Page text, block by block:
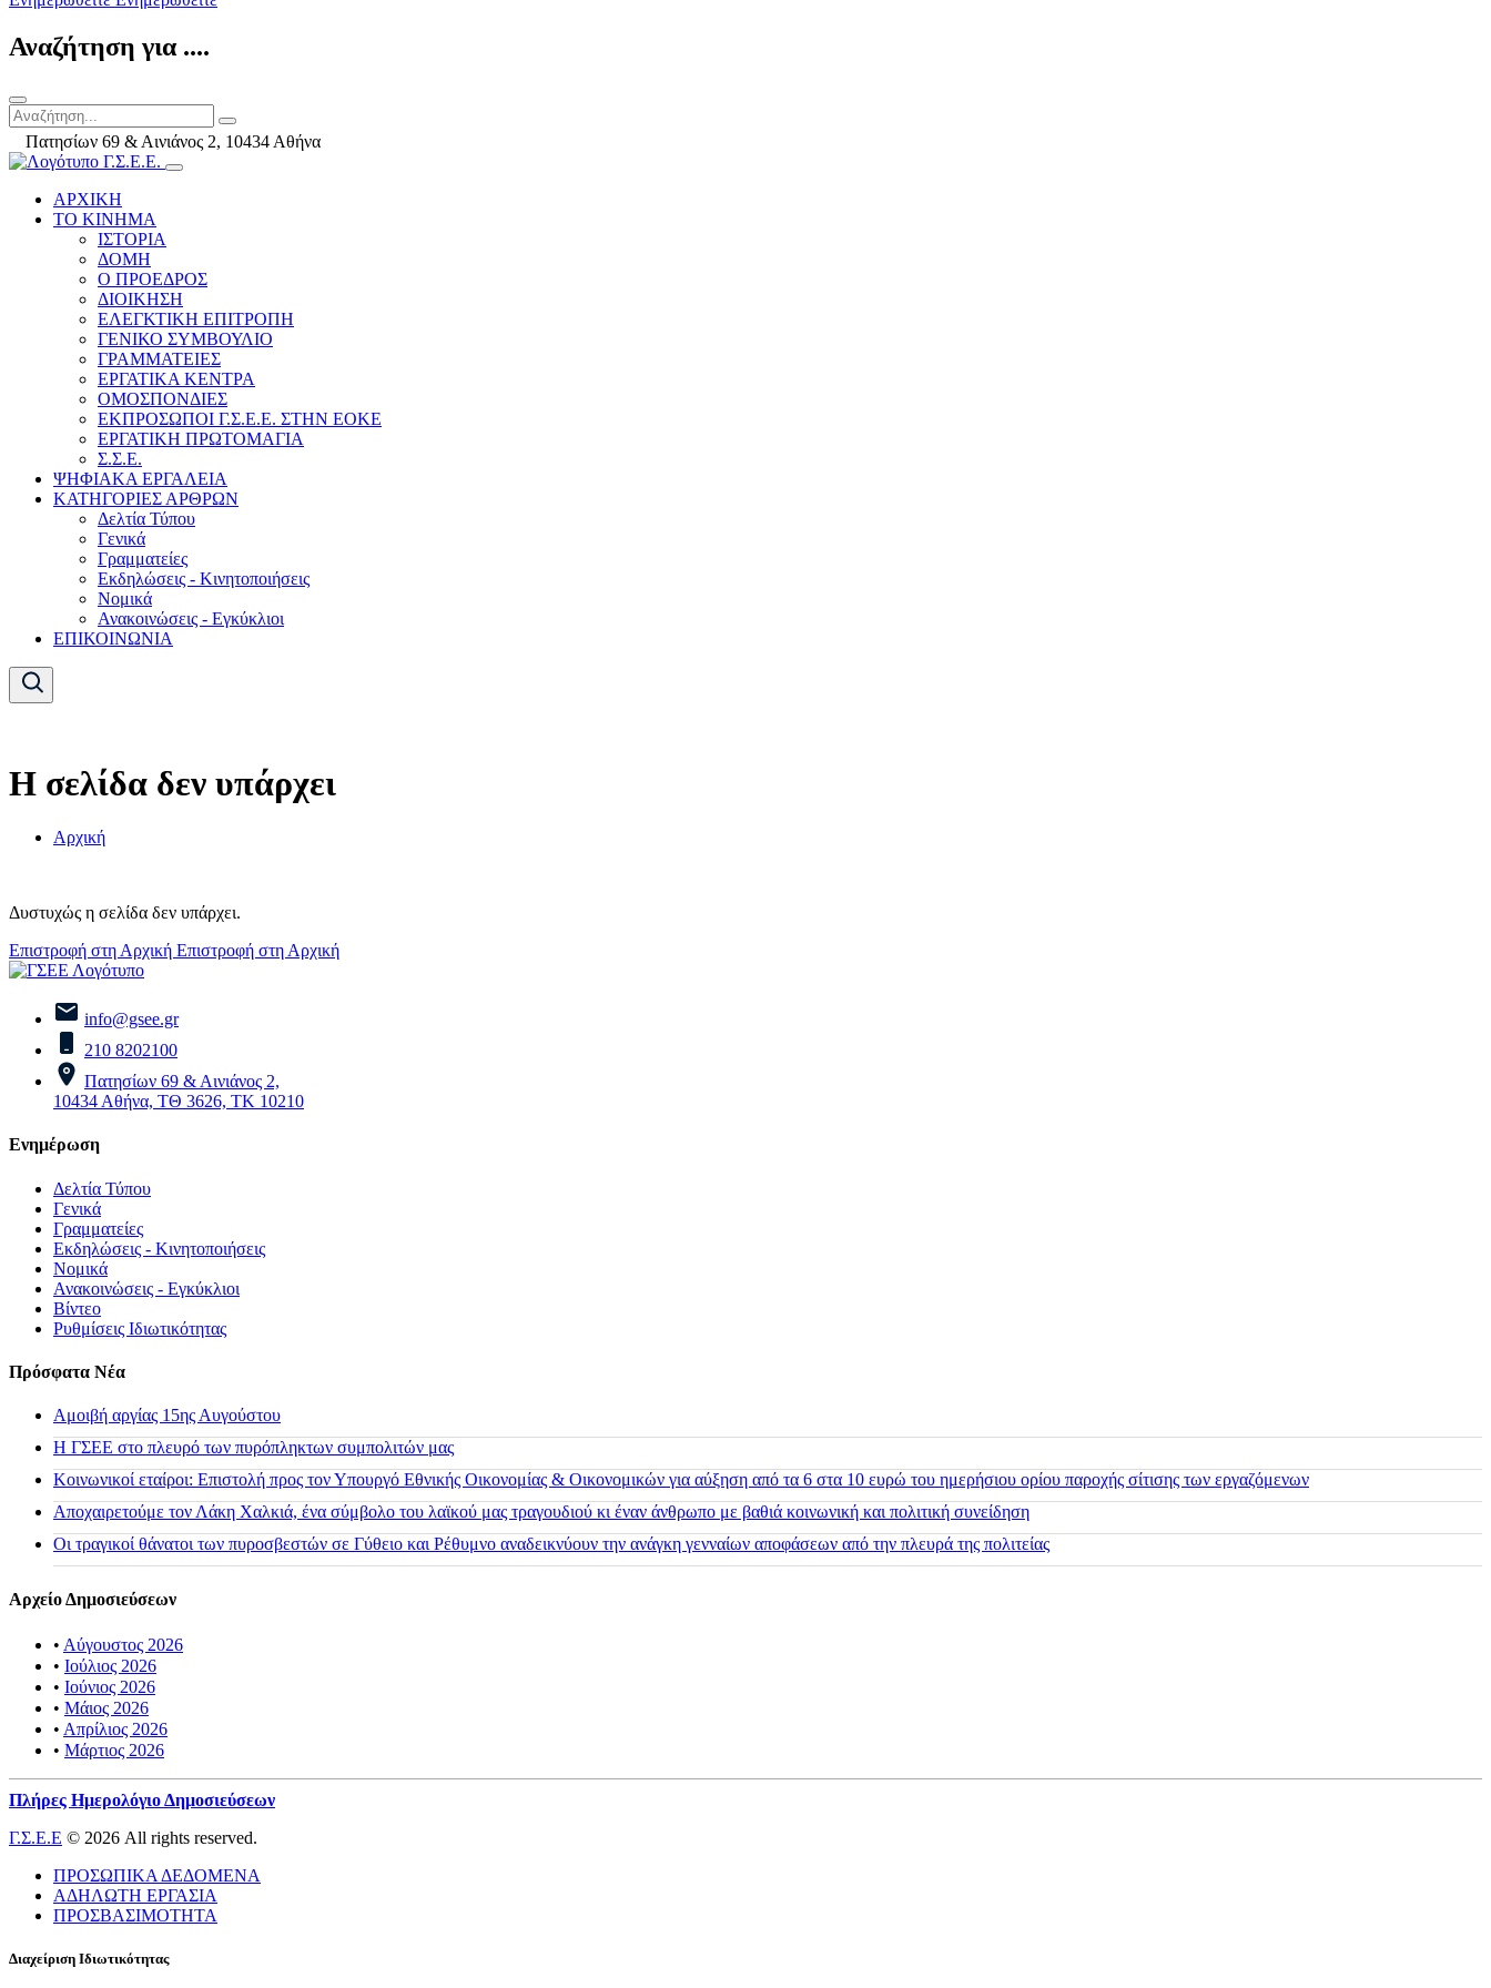
Αναζήτηση για ....
Πατησίων 69 & Αινιάνος 2, 10434 Αθήνα
ΑΡΧΙΚΗ
ΤΟ ΚΙΝΗΜΑ
ΙΣΤΟΡΙΑ
ΔΟΜΗ
Ο ΠΡΟΕΔΡΟΣ
ΔΙΟΙΚΗΣΗ
ΕΛΕΓΚΤΙΚΗ ΕΠΙΤΡΟΠΗ
ΓΕΝΙΚΟ ΣΥΜΒΟΥΛΙΟ
ΓΡΑΜΜΑΤΕΙΕΣ
ΕΡΓΑΤΙΚΑ ΚΕΝΤΡΑ
ΟΜΟΣΠΟΝΔΙΕΣ
ΕΚΠΡΟΣΩΠΟΙ Γ.Σ.Ε.Ε. ΣΤΗΝ ΕΟΚΕ
ΕΡΓΑΤΙΚΗ ΠΡΩΤΟΜΑΓΙΑ
Σ.Σ.Ε.
ΨΗΦΙΑΚΑ ΕΡΓΑΛΕΙΑ
ΚΑΤΗΓΟΡΙΕΣ ΑΡΘΡΩΝ
Δελτία Τύπου
Γενικά
Γραμματείες
Εκδηλώσεις - Κινητοποιήσεις
Νομικά
Ανακοινώσεις - Εγκύκλιοι
ΕΠΙΚΟΙΝΩΝΙΑ
Η σελίδα δεν υπάρχει
Αρχική
Δυστυχώς η σελίδα δεν υπάρχει.
Επιστροφή στη Αρχική Επιστροφή στη Αρχική
info@gsee.gr
210 8202100
Πατησίων 69 & Αινιάνος 2,
10434 Αθήνα, ΤΘ 3626, ΤΚ 10210
Ενημέρωση
Δελτία Τύπου
Γενικά
Γραμματείες
Εκδηλώσεις - Κινητοποιήσεις
Νομικά
Ανακοινώσεις - Εγκύκλιοι
Βίντεο
Ρυθμίσεις Ιδιωτικότητας
Πρόσφατα Νέα
Αμοιβή αργίας 15ης Αυγούστου
H ΓΣΕΕ στο πλευρό των πυρόπληκτων συμπολιτών μας
Κοινωνικοί εταίροι: Επιστολή προς τον Υπουργό Εθνικής Οικονομίας & Οικονομικών για αύξηση από τα 6 στα 10 ευρώ του ημερήσιου ορίου παροχής σίτισης των εργαζόμενων
Αποχαιρετούμε τον Λάκη Χαλκιά, ένα σύμβολο του λαϊκού μας τραγουδιού κι έναν άνθρωπο με βαθιά κοινωνική και πολιτική συνείδηση
Οι τραγικοί θάνατοι των πυροσβεστών σε Γύθειο και Ρέθυμνο αναδεικνύουν την ανάγκη γενναίων αποφάσεων από την πλευρά της πολιτείας
Αρχείο Δημοσιεύσεων
• Αύγουστος 2026
• Ιούλιος 2026
• Ιούνιος 2026
• Μάιος 2026
• Απρίλιος 2026
• Μάρτιος 2026
Πλήρες Ημερολόγιο Δημοσιεύσεων
Γ.Σ.Ε.Ε © 2026 All rights reserved.
ΠΡΟΣΩΠΙΚΑ ΔΕΔΟΜΕΝΑ
ΑΔΗΛΩΤΗ ΕΡΓΑΣΙΑ
ΠΡΟΣΒΑΣΙΜΟΤΗΤΑ
Διαχείριση Ιδιωτικότητας